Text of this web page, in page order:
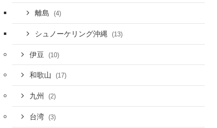
離島 (4)
シュノーケリング沖縄 (13)
伊豆 (10)
和歌山 (17)
九州 (2)
台湾 (3)